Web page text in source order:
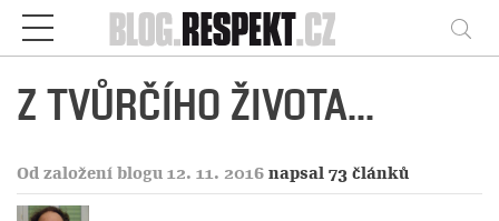
Respekt
Z TVŮRČÍHO ŽIVOTA...
Od založení blogu 12. 11. 2016 napsal 73 článků